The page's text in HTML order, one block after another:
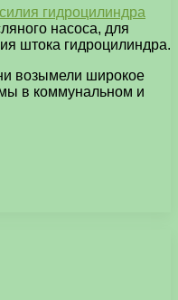
гидроцилиндра
насоса, для
штока гидроцилиндра.
возымели широкое
в коммунальном и